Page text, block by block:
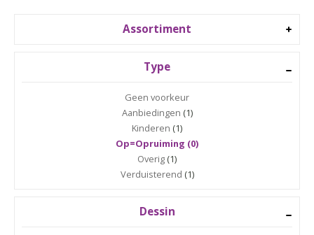
Assortiment
Type
Geen voorkeur
Aanbiedingen (1)
Kinderen (1)
Op=Opruiming (0)
Overig (1)
Verduisterend (1)
Dessin